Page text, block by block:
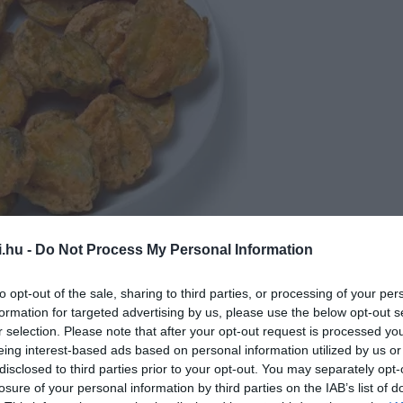
- Do Not Process My Personal Information
opt-out of the sale, sharing to third parties, or processing of your
for targeted advertising by us, please use the below opt-out
selection. Please note that after your opt-out request is processed
interest-based ads based on personal information utilized by us
to third parties prior to your opt-out. You may separately
of your personal information by third parties on the IAB’s list of
kapcsolatosan nincsenek kőbe vésett szabályok. Az
Kígyóuborka, kovászolni való, de még a savanyú vagy